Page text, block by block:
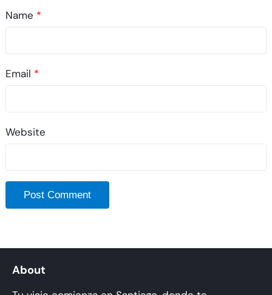
Name *
Email *
Website
About